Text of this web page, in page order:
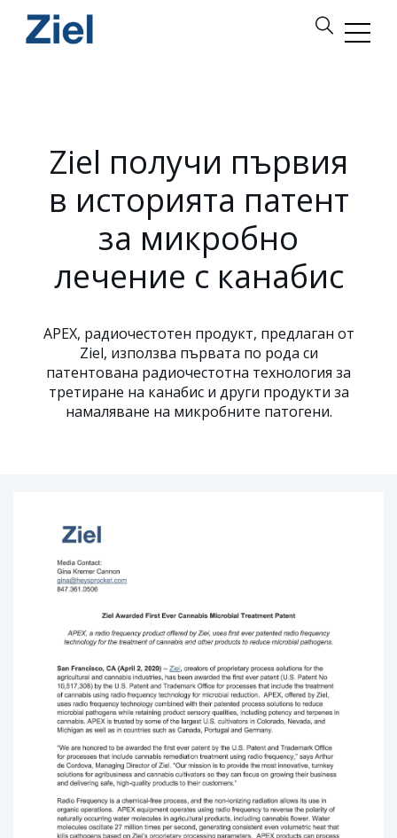
Ziel получи първия
в историята патент
за микробно
лечение с канабис
APEX, радиочестотен продукт, предлаган от
Ziel, използва първата по рода си
патентована радиочестотна технология за
третиране на канабис и други продукти за
намаляване на микробните патогени.